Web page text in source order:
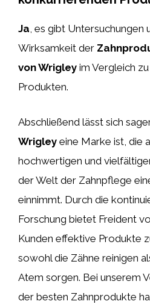
Ja, es gibt Untersuchungen
Wirksamkeit der
von Wrigley im Vergleich
Produkten.
Abschließend lässt sich
Wrigley eine Marke ist, die
hochwertigen und
der Welt der Zahnpflege
einnimmt. Durch die
Forschung bietet Freident
Kunden effektive Produkte
sowohl die Zähne reinigen
Atem sorgen. Bei unserem
der besten Zahnprodukte